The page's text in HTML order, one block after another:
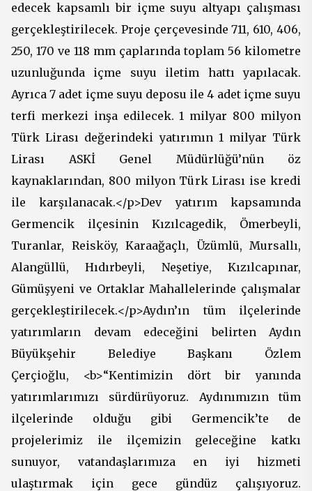
edecek kapsamlı bir içme suyu altyapı çalışması
gerçekleştirilecek. Proje çerçevesinde 711, 610, 406,
250, 170 ve 118 mm çaplarında toplam 56 kilometre
uzunluğunda içme suyu iletim hattı yapılacak.
Ayrıca 7 adet içme suyu deposu ile 4 adet içme suyu
terfi merkezi inşa edilecek. 1 milyar 800 milyon
Türk Lirası değerindeki yatırımın 1 milyar Türk
Lirası ASKİ Genel Müdürlüğü’nün öz
kaynaklarından, 800 milyon Türk Lirası ise kredi
ile karşılanacak.</p>Dev yatırım kapsamında
Germencik ilçesinin Kızılcagedik, Ömerbeyli,
Turanlar, Reisköy, Karaağaçlı, Üzümlü, Mursallı,
Alangüllü, Hıdırbeyli, Neşetiye, Kızılcapınar,
Gümüşyeni ve Ortaklar Mahallelerinde çalışmalar
gerçekleştirilecek.</p>Aydın’ın tüm ilçelerinde
yatırımların devam edeceğini belirten Aydın
Büyükşehir Belediye Başkanı Özlem
Çerçioğlu, <b>“Kentimizin dört bir yanında
yatırımlarımızı sürdürüyoruz. Aydınımızın tüm
ilçelerinde olduğu gibi Germencik’te de
projelerimiz ile ilçemizin geleceğine katkı
sunuyor, vatandaşlarımıza en iyi hizmeti
ulaştırmak için gece gündüz çalışıyoruz.